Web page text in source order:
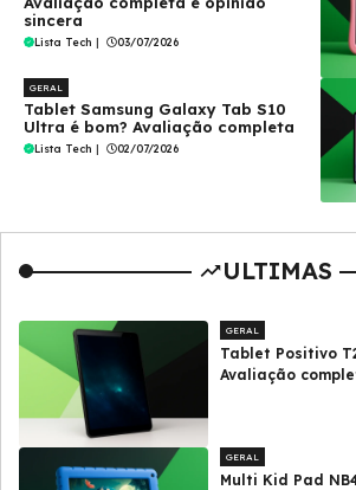
sincera
Lista Tech | 03/07/2026
GERAL
Tablet Samsung Galaxy Tab S10
Ultra é bom? Avaliação completa
Lista Tech | 02/07/2026
ULTIMAS
GERAL
Tablet Positivo
Avaliação
GERAL
Multi Kid Pad